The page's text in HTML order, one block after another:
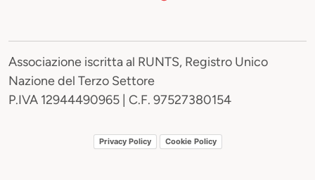
Associazione iscritta al RUNTS, Registro Unico
Nazione del Terzo Settore
P.IVA 12944490965 | C.F. 97527380154
Privacy Policy Cookie Policy